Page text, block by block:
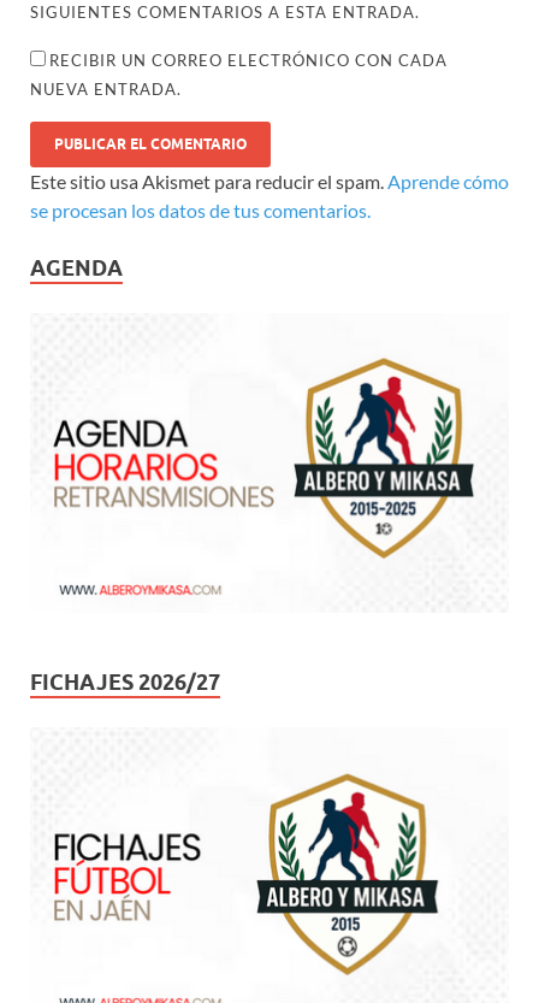
SIGUIENTES COMENTARIOS A ESTA ENTRADA.
RECIBIR UN CORREO ELECTRÓNICO CON CADA
NUEVA ENTRADA.
Este sitio usa Akismet para reducir el spam.Aprende cómo
se procesan los datos de tus comentarios.
AGENDA
FICHAJES 2026/27